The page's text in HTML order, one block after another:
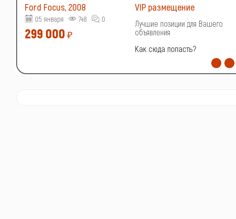
Ford Focus, 2008
05 января 748 0
299 000 ₽
VIP размещение
Лучшие позиции для Вашего
объявления
Как сюда попасть?